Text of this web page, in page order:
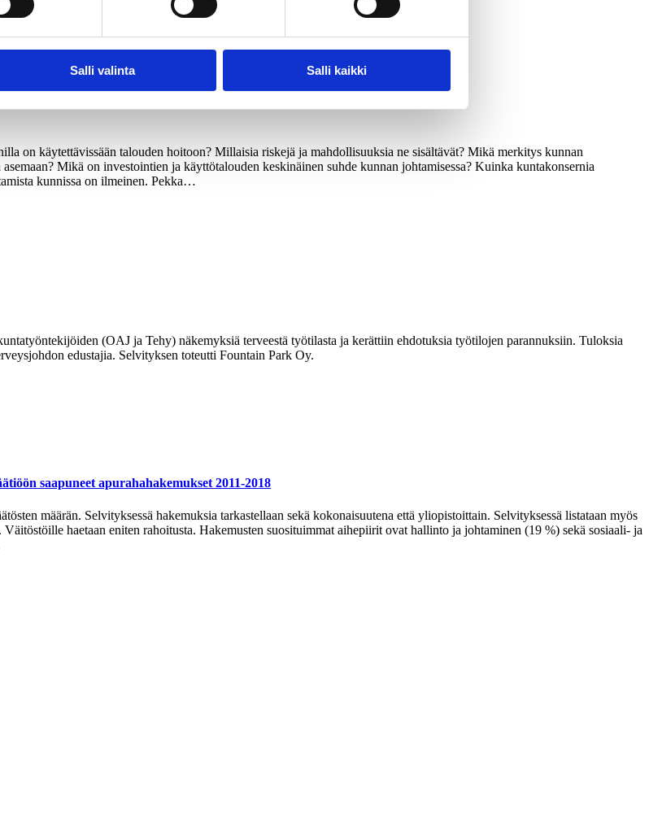
Salli valinta Salli kaikki
on käytettävissään talouden hoitoon? Millaisia riskejä ja mahdollisuuksia ne sisältävät? Mikä merkitys kunnan
Mikä on investointien ja käyttötalouden keskinäinen suhde kunnan johtamisessa? Kuinka kuntakonsernia
kunnissa on ilmeinen. Pekka…
(OAJ ja Tehy) näkemyksiä terveestä työtilasta ja kerättiin ehdotuksia työtilojen parannuksiin. Tuloksia
edustajia. Selvityksen toteutti Fountain Park Oy.
saapuneet apurahahakemukset 2011-2018
määrän. Selvityksessä hakemuksia tarkastellaan sekä kokonaisuutena että yliopistoittain. Selvityksessä listataan myös
haetaan eniten rahoitusta. Hakemusten suosituimmat aihepiirit ovat hallinto ja johtaminen (19 %) sekä sosiaali- ja